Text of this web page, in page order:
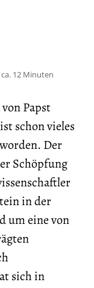
12 Minuten
Papst
schon vieles
Der
Schöpfung
in der
um eine von
sich in